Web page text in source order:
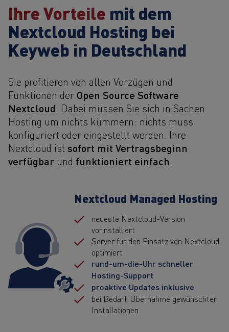
Ihre Vorteile mit dem
Nextcloud Hosting bei
Keyweb in Deutschland
Sie profitieren von allen Vorzügen und
Funktionen der Open Source Software
Nextcloud . Dabei müssen Sie sich in Sachen
Hosting um nichts kümmern: nichts muss
konfiguriert oder eingestellt werden. Ihre
Nextcloud ist sofort mit Vertragsbeginn
verfügbar und funktioniert einfach
Nextcloud Managed Hosting
neueste Nextcloud-Version
vorinstalliert
Server für den Einsatz von Nextcloud
optimiert
rund-um-die-Uhr schneller
Hosting-Support
proaktive Updates inklusive
bei Bedarf: Übernahme gewünschter
Installationen